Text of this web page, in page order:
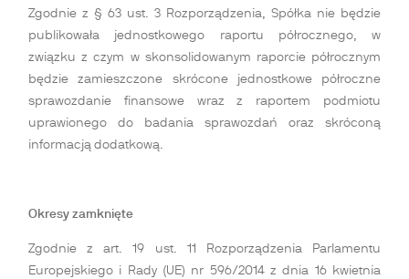
Zgodnie z § 63 ust. 3 Rozporządzenia, Spółka nie będzie
publikowała jednostkowego raportu półrocznego, w
związku z czym w skonsolidowanym raporcie półrocznym
będzie zamieszczone skrócone jednostkowe półroczne
sprawozdanie finansowe wraz z raportem podmiotu
uprawionego do badania sprawozdań oraz skróconą
informacją dodatkową.
Okresy zamknięte
Zgodnie z art. 19 ust. 11 Rozporządzenia Parlamentu
Europejskiego i Rady (UE) nr 596/2014 z dnia 16 kwietnia